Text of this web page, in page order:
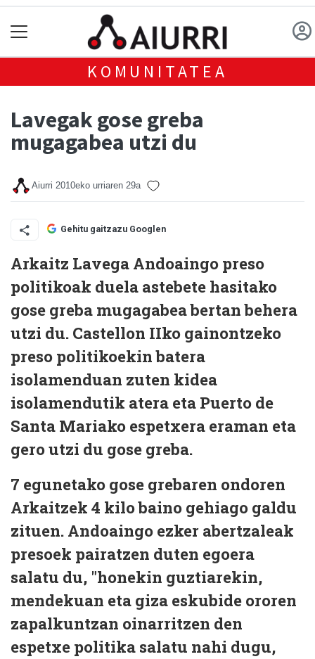
KOMUNITATEA
Lavegak gose greba
mugagabea utzi du
Aiurri 2010eko urriaren 29a
Gehitu gaitzazu Googlen
Arkaitz Lavega Andoaingo preso
politikoak duela astebete hasitako
gose greba mugagabea bertan behera
utzi du. Castellon IIko gainontzeko
preso politikoekin batera
isolamenduan zuten kidea
isolamendutik atera eta Puerto de
Santa Mariako espetxera eraman eta
gero utzi du gose greba.
7 egunetako gose grebaren ondoren
Arkaitzek 4 kilo baino gehiago galdu
zituen. Andoaingo ezker abertzaleak
presoek pairatzen duten egoera
salatu du, "honekin guztiarekin,
mendekuan eta giza eskubide ororen
zapalkuntzan oinarritzen den
espetxe politika salatu nahi dugu,